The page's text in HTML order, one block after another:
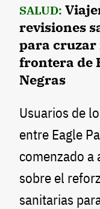
SALUD:
revisiones
para cruzar
frontera de
Negras
Usuarios de
entre Eagle
comenzado a
sobre el
sanitarias